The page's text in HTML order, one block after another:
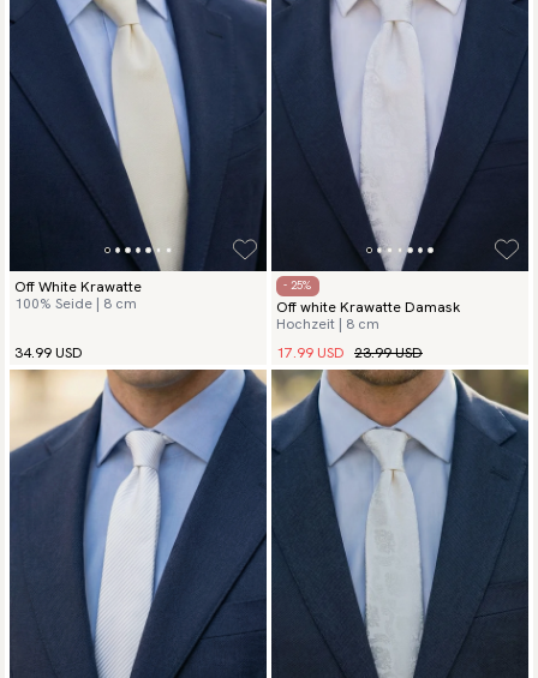
Off White Krawatte
100% Seide | 8 cm
34.99 USD
- 25%
Off white Krawatte Damask
Hochzeit | 8 cm
17.99 USD 23.99 USD